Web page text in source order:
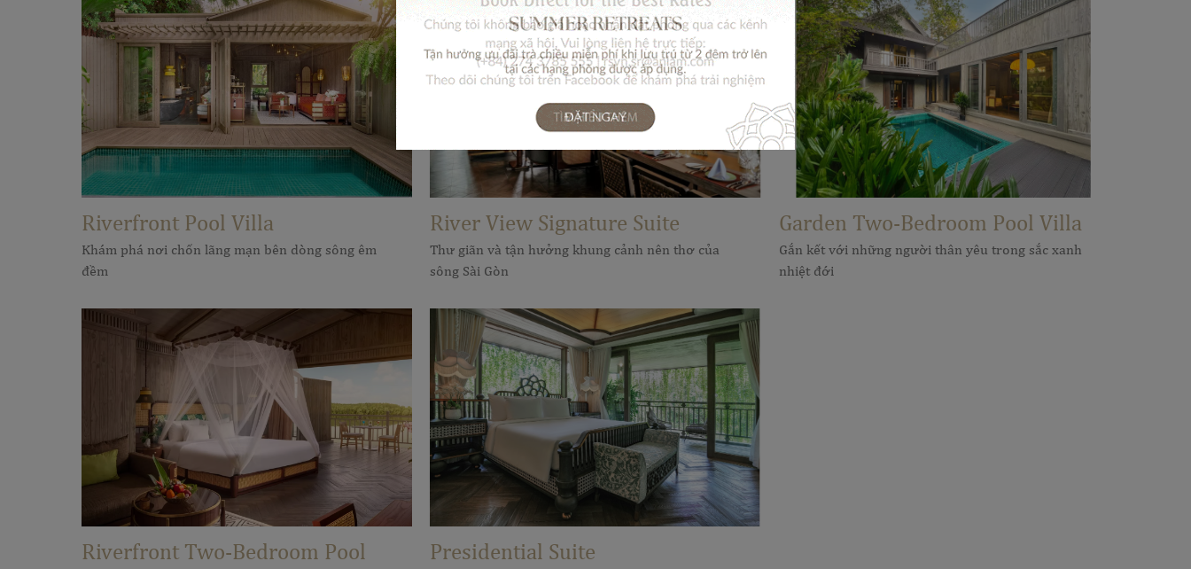
Riverfront Pool Villa
Khám phá nơi chốn lãng mạn bên dòng sông êm
đềm
River View Signature Suite
Thư giãn và tận hưởng khung cảnh nên thơ của
sông Sài Gòn
Garden Two-Bedroom Pool Villa
Gắn kết với những người thân yêu trong sắc xanh
nhiệt đới
Riverfront Two-Bedroom Pool
Presidential Suite